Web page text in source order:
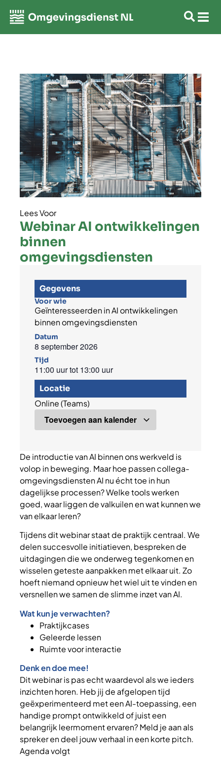
Lees Voor
Webinar AI ontwikkelingen
binnen
omgevingsdiensten
De introductie van AI binnen ons werkveld is
volop in beweging. Maar hoe passen collega-
omgevingsdiensten AI nu écht toe in hun
dagelijkse processen? Welke tools werken
goed, waar liggen de valkuilen en wat kunnen we
van elkaar leren?
Tijdens dit webinar staat de praktijk centraal. We
delen succesvolle initiatieven, bespreken de
uitdagingen die we onderweg tegenkomen en
wisselen geteste aanpakken met elkaar uit. Zo
hoeft niemand opnieuw het wiel uit te vinden en
versnellen we samen de slimme inzet van AI.
Wat kun je verwachten?
Praktijkcases
Geleerde lessen
Ruimte voor interactie
Denk en doe mee!
Dit webinar is pas echt waardevol als we ieders
inzichten horen. Heb jij de afgelopen tijd
geëxperimenteerd met een AI-toepassing, een
handige prompt ontwikkeld of juist een
belangrijk leermoment ervaren? Meld je aan als
spreker en deel jouw verhaal in een korte pitch.
Agenda volgt
Gegevens
Voor wie
Geïnteresseerden in AI ontwikkelingen
binnen omgevingsdiensten
Datum
8 september 2026
Tijd
11:00 uurtot 13:00 uur
Locatie
Online (Teams)
Toevoegen aan kalender